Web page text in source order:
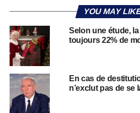
YOU MAY
Selon une étude,
toujours 22% de
En cas de
n’exclut pas de se